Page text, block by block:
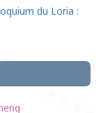
du Loria :